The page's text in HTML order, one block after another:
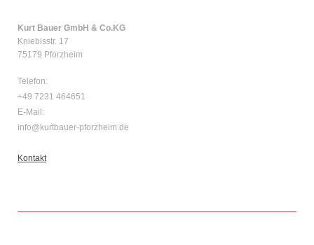
Kurt Bauer GmbH & Co.KG
Kniebisstr. 17
75179 Pforzheim
Telefon:
+49 7231 464651
E-Mail:
info@kurtbauer-pforzheim.de
Kontakt